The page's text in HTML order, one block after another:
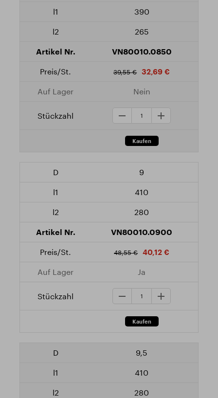
390
265
VN80010.0850
39,55 € 32,69 €
Nein
9
410
280
VN80010.0900
48,55 € 40,12 €
Ja
9,5
410
280